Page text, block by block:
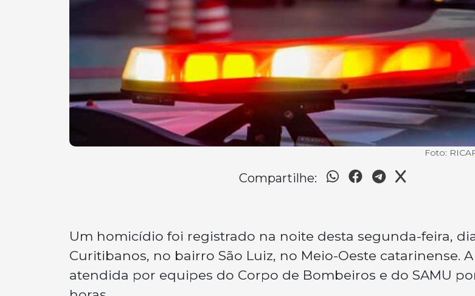
Foto:
Compartilhe:
Um homicídio foi registrado na noite desta segunda-feira,
Curitibanos, no bairro São Luiz, no Meio-Oeste catarinense.
atendida por equipes do Corpo de Bombeiros e do SAMU